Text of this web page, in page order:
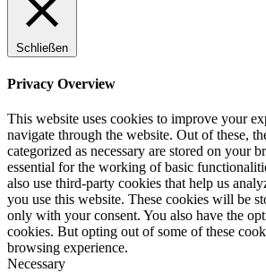
Schließen
Privacy Overview
This website uses cookies to improve your
navigate through the website. Out of these,
categorized as necessary are stored on your
essential for the working of basic
also use third-party cookies that help us
you use this website. These cookies will be
only with your consent. You also have the
cookies. But opting out of some of these
browsing experience.
Necessary